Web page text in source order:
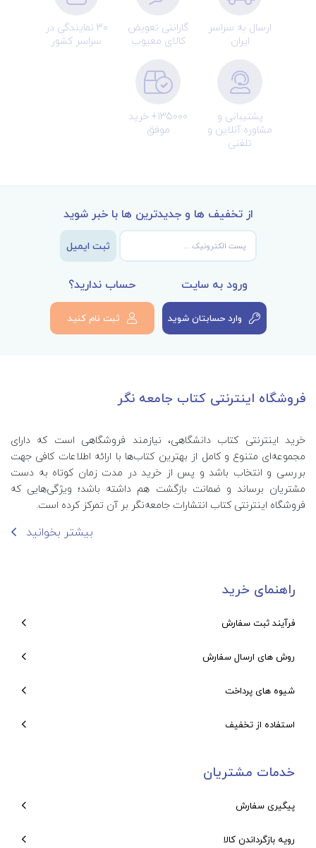
ارسال به سراسر
ایران
گارانتی تعویض
کالای معیوب
30 نمایندگی در
سراسر کشور
پشتیبانی و
مشاوره آنلاین و
تلفنی
135000+ خرید
موفق
از تخفیف ها و جدیدترین ها با خبر شوید
ثبت ایمیل
ورود به سایت
وارد حسابتان شوید
حساب ندارید؟
ثبت نام کنید
فروشگاه اینترنتی کتاب جامعه نگر
خرید اینترنتی کتاب‌ دانشگاهی، نیازمند فروشگاهی است که دارای
مجموعه‌ای متنوع و کامل از بهترین کتاب‌ها با ارائه اطلاعات کافی جهت
بررسی و انتخاب باشد و پس از خرید در مدت زمان کوتاه به دست
مشتریان برساند و ضمانت بازگشت هم داشته باشد؛ ویژگی‌هایی که
فروشگاه اینترنتی کتاب انتشارات جامعه‌نگر بر آن تمرکز کرده است.
بیشتر بخوانید
راهنمای خرید
فرآیند ثبت سفارش
روش های ارسال سفارش
شیوه های پرداخت
استفاده از تخفیف
خدمات مشتریان
پیگیری سفارش
رویه بازگرداندن کالا